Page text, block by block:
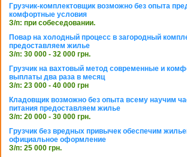
Грузчик-комплектовщик возможно без опыта
комфортные условия
З/п: при собеседовании.
Повар на холодный процесс в загородный
предоставляем жилье
З/п: 30 000 - 32 000 грн.
Грузчик на вахтовый метод современные и
выплаты два раза в месяц
З/п: 23 000 - 40 000 грн
Кладовщик возможно без опыта всему научим
питания предоставляем жилье
З/п: 20 000 - 30 000 грн.
Грузчик без вредных привычек обеспечим
официальное оформление
З/п: 25 000 грн.